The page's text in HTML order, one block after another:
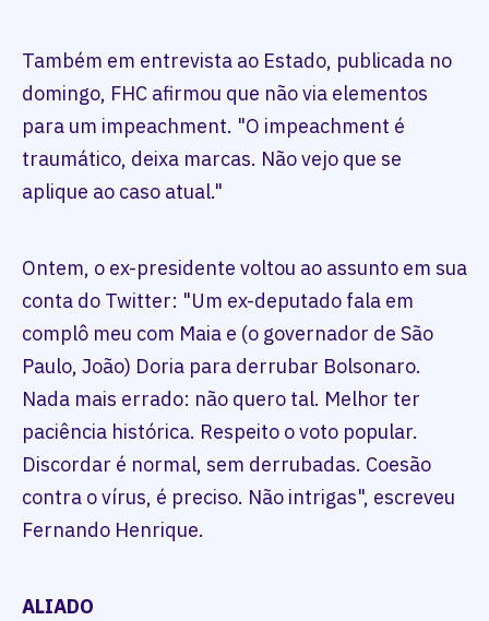
Também em entrevista ao Estado, publicada no
domingo, FHC afirmou que não via elementos
para um impeachment. "O impeachment é
traumático, deixa marcas. Não vejo que se
aplique ao caso atual."
Ontem, o ex-presidente voltou ao assunto em sua
conta do Twitter: "Um ex-deputado fala em
complô meu com Maia e (o governador de São
Paulo, João) Doria para derrubar Bolsonaro.
Nada mais errado: não quero tal. Melhor ter
paciência histórica. Respeito o voto popular.
Discordar é normal, sem derrubadas. Coesão
contra o vírus, é preciso. Não intrigas", escreveu
Fernando Henrique.
ALIADO